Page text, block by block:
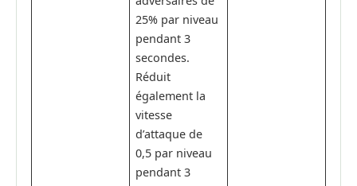
25% par niveau
pendant 3
secondes.
Réduit
également la
vitesse
d’attaque de
0,5 par niveau
pendant 3